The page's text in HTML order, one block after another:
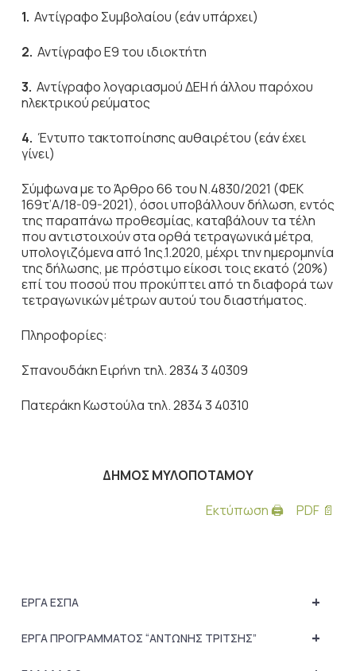
1. Αντίγραφο Συμβολαίου (εάν υπάρχει)
2. Αντίγραφο Ε9 του ιδιοκτήτη
3. Αντίγραφο λογαριασμού ΔΕΗ ή άλλου παρόχου
ηλεκτρικού ρεύματος
4. Έντυπο τακτοποίησης αυθαιρέτου (εάν έχει
γίνει)
Σύμφωνα με το Άρθρο 66 του Ν.4830/2021 (ΦΕΚ
169τ’Α/18-09-2021), όσοι υποβάλλουν δήλωση, εντός
της παραπάνω προθεσμίας, καταβάλουν τα τέλη
που αντιστοιχούν στα ορθά τετραγωνικά μέτρα,
υπολογιζόμενα από 1ης.1.2020, μέχρι την ημερομηνία
της δήλωσης, με πρόστιμο είκοσι τοις εκατό (20%)
επί του ποσού που προκύπτει από τη διαφορά των
τετραγωνικών μέτρων αυτού του διαστήματος.
Πληροφορίες:
Σπανουδάκη Ειρήνη τηλ. 2834 3 40309
Πατεράκη Κωστούλα τηλ. 2834 3 40310
ΔΗΜΟΣ ΜΥΛΟΠΟΤΑΜΟΥ
Εκτύπωση 🖨
PDF 📄
+
ΕΡΓΑ ΕΣΠΑ
+
ΕΡΓΑ ΠΡΟΓΡΑΜΜΑΤΟΣ “ΑΝΤΩΝΗΣ ΤΡΙΤΣΗΣ”